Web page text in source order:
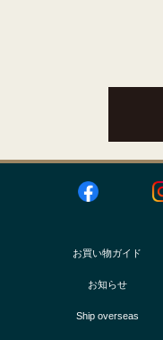
お買い物ガイド
お知らせ
Ship overseas